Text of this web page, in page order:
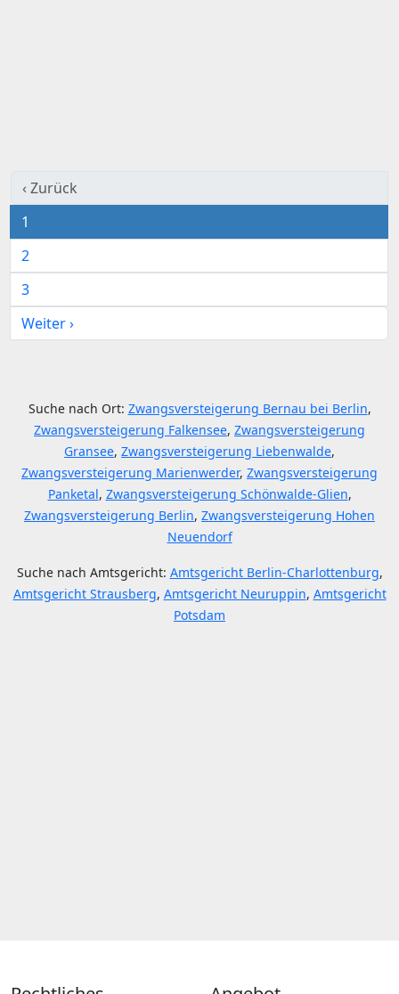
‹ Zurück
1
2
3
Weiter ›
Suche nach Ort: Zwangsversteigerung Bernau bei Berlin,
Zwangsversteigerung Falkensee, Zwangsversteigerung
Gransee, Zwangsversteigerung Liebenwalde,
Zwangsversteigerung Marienwerder, Zwangsversteigerung
Panketal, Zwangsversteigerung Schönwalde-Glien,
Zwangsversteigerung Berlin, Zwangsversteigerung Hohen
Neuendorf
Suche nach Amtsgericht: Amtsgericht Berlin-Charlottenburg,
Amtsgericht Strausberg, Amtsgericht Neuruppin, Amtsgericht
Potsdam